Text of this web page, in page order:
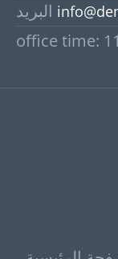
office time: